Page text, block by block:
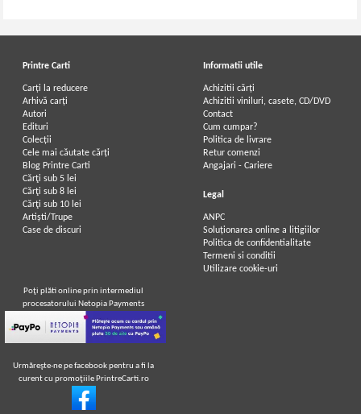
Printre Carti
Carți la reducere
Arhivă carți
Autori
Edituri
Colecții
Cele mai căutate cărți
Blog Printre Carti
Cărţi sub 5 lei
Cărţi sub 8 lei
Cărţi sub 10 lei
Artiști/Trupe
Case de discuri
Informatii utile
Achizitii cărți
Achizitii viniluri, casete, CD/DVD
Contact
Cum cumpar?
Politica de livrare
Retur comenzi
Angajari - Cariere
Legal
ANPC
Soluționarea online a litigiilor
Politica de confidentialitate
Termeni si conditii
Utilizare cookie-uri
Poţi plăti online prin intermediul
procesatorului Netopia Payments
Urmăreşte-ne pe facebook pentru a fi la
curent cu promoţiile PrintreCarti.ro